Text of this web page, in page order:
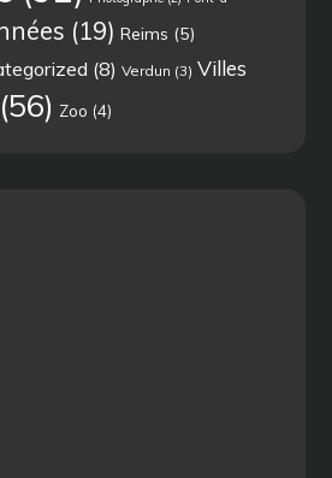
(19) Reims (5)
(8) Verdun (3) Villes
(56) Zoo (4)